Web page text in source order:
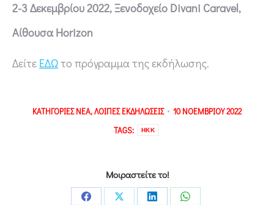
2-3 Δεκεμβρίου 2022, Ξενοδοχείο Divani Caravel,
Αίθουσα Horizon
Δείτε ΕΔΩτο πρόγραμμα της εκδήλωσης.
ΚΑΤΗΓΟΡΙΕΣΝΕΑ,ΛΟΙΠΕΣ ΕΚΔΗΛΩΣΕΙΣ
10 ΝΟΕΜΒΡΙΟΥ 2022
TAGS:
ΗΚΚ
Μοιραστείτε το!